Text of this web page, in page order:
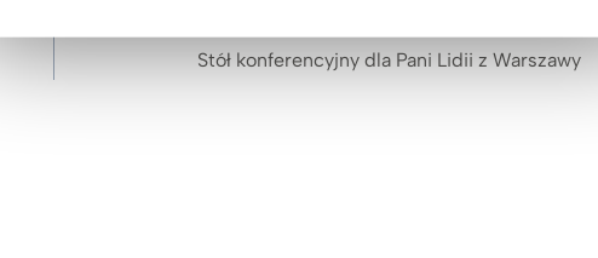
Stół konferencyjny dla Pani Lidii z Warszawy